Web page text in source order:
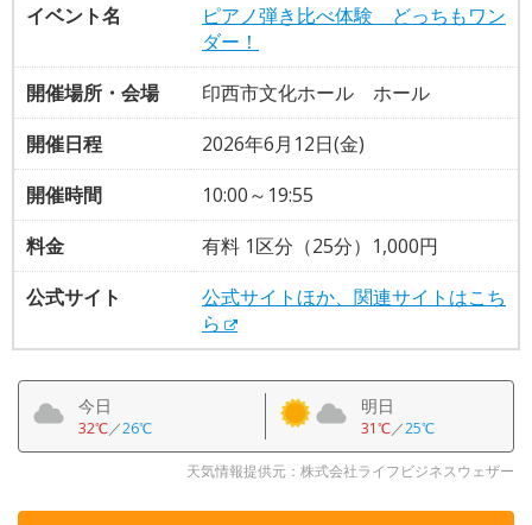
イベント名
ピアノ弾き比べ体験 どっちもワン
ダー！
開催場所・会場
印西市文化ホール ホール
開催日程
2026年6月12日(金)
開催時間
10:00～19:55
料金
有料 1区分（25分）1,000円
公式サイト
公式サイトほか、関連サイトはこち
ら
今日
32℃／26℃
明日
31℃／25℃
天気情報提供元：株式会社ライフビジネスウェザー